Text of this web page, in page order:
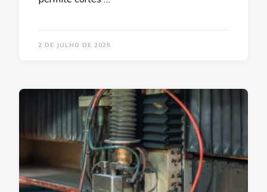
2 DE JULHO DE 2025